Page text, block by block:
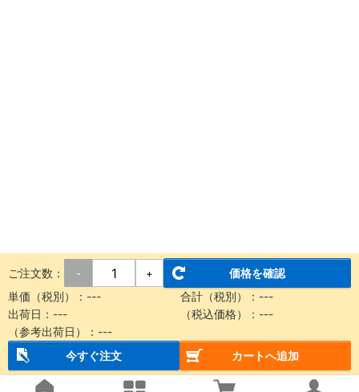
ご注文数： - +
価格を確認
単価（税別）： --- 合計（税別）： ---
出荷日： --- （税込価格）： ---
（参考出荷日）： ---
今すぐ注文
カートへ追加